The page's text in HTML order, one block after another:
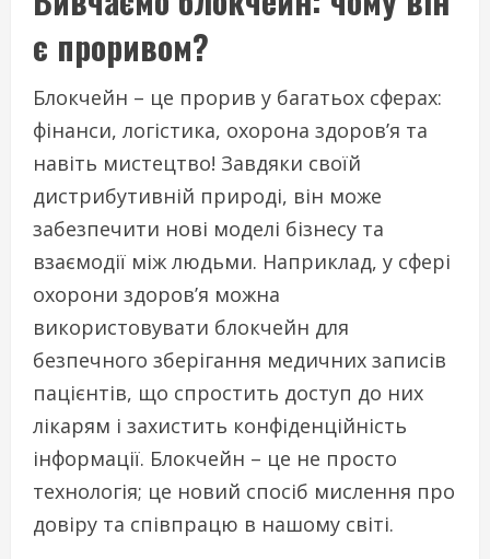
є проривом?
Блокчейн – це прорив у багатьох сферах:
фінанси, логістика, охорона здоров’я та
навіть мистецтво! Завдяки своїй
дистрибутивній природі, він може
забезпечити нові моделі бізнесу та
взаємодії між людьми. Наприклад, у сфері
охорони здоров’я можна
використовувати блокчейн для
безпечного зберігання медичних записів
пацієнтів, що спростить доступ до них
лікарям і захистить конфіденційність
інформації. Блокчейн – це не просто
технологія; це новий спосіб мислення про
довіру та співпрацю в нашому світі.